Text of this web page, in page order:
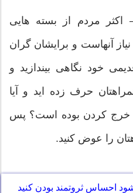
مردم از بسته هایی
آنهاست و برایشان گران
خود نگاهی بیندازید و
حرف زده اید و آیا
خرج کردن بوده است؟ پس
را عوض کنید.
احساس ثروتمند بودن کنید